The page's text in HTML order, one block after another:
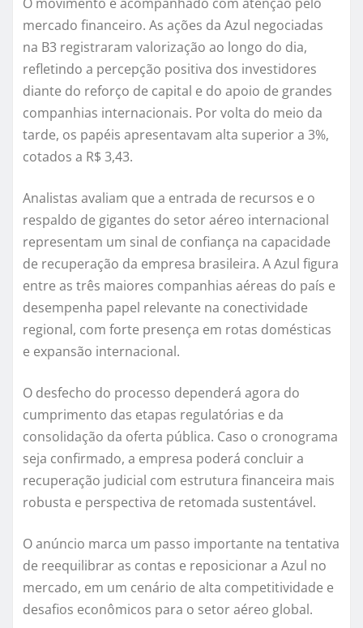
mercado financeiro. As ações da Azul negociadas
na B3 registraram valorização ao longo do dia,
refletindo a percepção positiva dos investidores
diante do reforço de capital e do apoio de grandes
companhias internacionais. Por volta do meio da
tarde, os papéis apresentavam alta superior a 3%,
cotados a R$ 3,43.
Analistas avaliam que a entrada de recursos e o
respaldo de gigantes do setor aéreo internacional
representam um sinal de confiança na capacidade
de recuperação da empresa brasileira. A Azul figura
entre as três maiores companhias aéreas do país e
desempenha papel relevante na conectividade
regional, com forte presença em rotas domésticas
e expansão internacional.
O desfecho do processo dependerá agora do
cumprimento das etapas regulatórias e da
consolidação da oferta pública. Caso o cronograma
seja confirmado, a empresa poderá concluir a
recuperação judicial com estrutura financeira mais
robusta e perspectiva de retomada sustentável.
O anúncio marca um passo importante na tentativa
de reequilibrar as contas e reposicionar a Azul no
mercado, em um cenário de alta competitividade e
desafios econômicos para o setor aéreo global.